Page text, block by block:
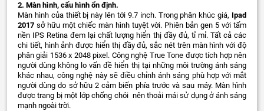
2. Màn hình, cấu hình ổn định.
Màn hình của thiết bị này lên tới 9.7 inch. Trong phân khúc giá, Ipad
2017 sở hữu một chiếc màn hình tuyệt vời. Phiên bản gen 5 với tấm
nền IPS Retina đem lại chất lượng hiển thị đầy đủ, tỉ mỉ. Tất cả các
chi tiết, hình ảnh được hiển thị đầy đủ, sắc nét trên màn hình với độ
phân giải 1536 x 2048 pixel. Công nghệ True Tone được tích hợp nên
người dùng không lo vấn đề hiển thị tại những môi trường ánh sáng
khác nhau, công nghệ này sẽ điều chỉnh ánh sáng phù hợp với mắt
người dùng do sở hữu 2 cảm biến phía trước và sau máy. Màn hình
được trang bị một lớp chống chói nên thoải mái sử dụng ở ánh sáng
mạnh ngoài trời.